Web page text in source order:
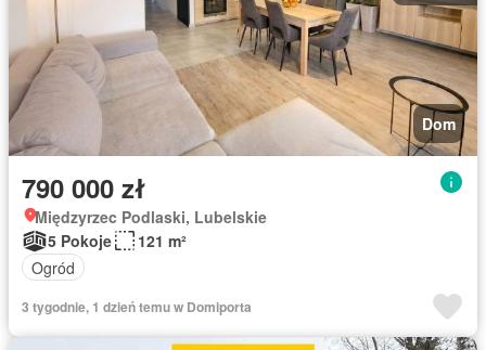
Dom
790 000 zł
Międzyrzec Podlaski, Lubelskie
5 Pokoje
121 m²
Ogród
3 tygodnie, 1 dzień temu w Domiporta